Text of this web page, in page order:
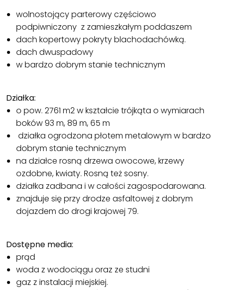
wolnostojący parterowy częściowo
podpiwniczony z zamieszkałym poddaszem
dach kopertowy pokryty blachodachówką.
dach dwuspadowy
w bardzo dobrym stanie technicznym
Działka:
o pow. 2761 m2 w kształcie trójkąta o wymiarach
boków 93 m, 89 m, 65 m
działka ogrodzona płotem metalowym w bardzo
dobrym stanie technicznym
na działce rosną drzewa owocowe, krzewy
ozdobne, kwiaty. Rosną też sosny.
działka zadbana i w całości zagospodarowana.
znajduje się przy drodze asfaltowej z dobrym
dojazdem do drogi krajowej 79.
Dostępne media:
prąd
woda z wodociągu oraz ze studni
gaz z instalacji miejskiej.